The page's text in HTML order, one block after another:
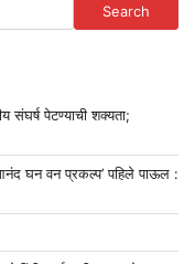
Search
संघर्ष पेटण्याची शक्यता;
घन वन प्रकल्प’ पहिले पाऊल :